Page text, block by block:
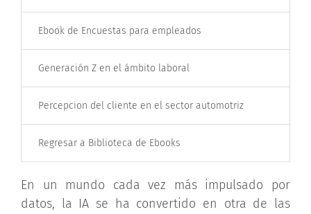
Ebook de Encuestas para empleados
Generación Z en el ámbito laboral
Percepcion del cliente en el sector automotriz
Regresar a Biblioteca de Ebooks
En un mundo cada vez más impulsado por
datos, la IA se ha convertido en otra de las